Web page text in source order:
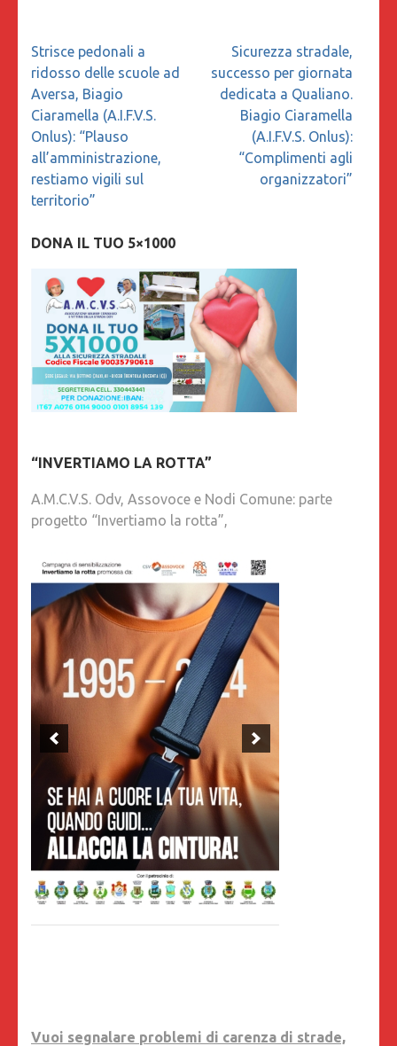
Navigazione
articoli
Strisce pedonali a
ridosso delle scuole ad
Aversa, Biagio
Ciaramella (A.I.F.V.S.
Onlus): “Plauso
all’amministrazione,
restiamo vigili sul
territorio”
Sicurezza stradale,
successo per giornata
dedicata a Qualiano.
Biagio Ciaramella
(A.I.F.V.S. Onlus):
“Complimenti agli
organizzatori”
DONA IL TUO 5×1000
“INVERTIAMO LA ROTTA”
A.M.C.V.S. Odv, Assovoce e Nodi Comune: parte
progetto “Invertiamo la rotta”,
Vuoi segnalare problemi di carenza di strade,